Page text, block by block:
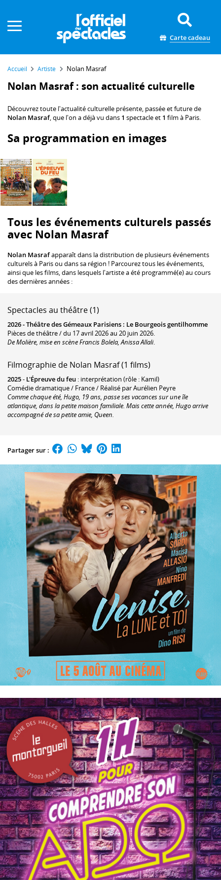
Carte cadeau
Accueil Artiste Nolan Masraf
Nolan Masraf : son actualité culturelle
Découvrez toute l'actualité culturelle présente, passée et future de
Nolan Masraf, que l'on a déjà vu dans 1 spectacle et 1 film à Paris.
Sa programmation en images
Tous les événements culturels passés
avec Nolan Masraf
Nolan Masrafapparaît dans la distribution de plusieurs événements
culturels à Paris ou dans sa région ! Parcourez tous les événements,
ainsi que les films, dans lesquels l'artiste a été programmé(e) au cours
des dernières années :
Spectacles au théâtre (1)
2026 -Théâtre des Gémeaux Parisiens : Le Bourgeois gentilhomme
Pièces de théâtre / du 17 avril 2026 au 20 juin 2026.
De Molière, mise en scène Francis Bolela, Anissa Allali.
Filmographie de Nolan Masraf (1 films)
2025- L'Épreuve du feu : interprétation (rôle : Kamil)
Comédie dramatique / France / Réalisé par Aurélien Peyre
Comme chaque été, Hugo, 19 ans, passe ses vacances sur une île
atlantique, dans la petite maison familiale. Mais cette année, Hugo arrive
accompagné de sa petite amie, Queen.
Partager sur :